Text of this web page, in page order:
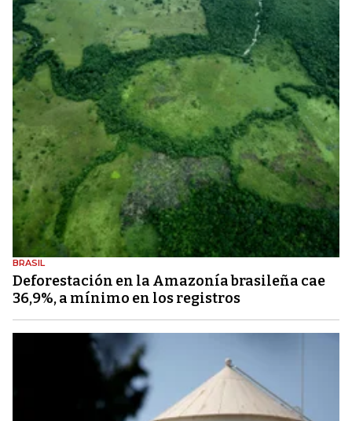
BRASIL
Deforestación en la Amazonía brasileña cae
36,9%, a mínimo en los registros